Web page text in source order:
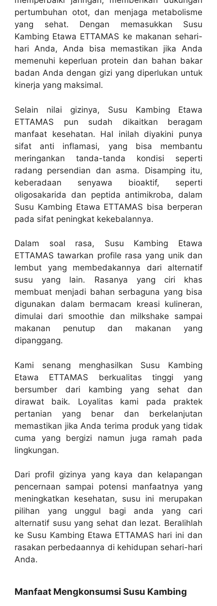
pertumbuhan otot, dan menjaga metabolisme
yang sehat. Dengan memasukkan Susu
Kambing Etawa ETTAMAS ke makanan sehari-
hari Anda, Anda bisa memastikan jika Anda
memenuhi keperluan protein dan bahan bakar
badan Anda dengan gizi yang diperlukan untuk
kinerja yang maksimal.
Selain nilai gizinya, Susu Kambing Etawa
ETTAMAS pun sudah dikaitkan beragam
manfaat kesehatan. Hal inilah diyakini punya
sifat anti inflamasi, yang bisa membantu
meringankan tanda-tanda kondisi seperti
radang persendian dan asma. Disamping itu,
keberadaan senyawa bioaktif, seperti
oligosakarida dan peptida antimikroba, dalam
Susu Kambing Etawa ETTAMAS bisa berperan
pada sifat peningkat kekebalannya.
Dalam soal rasa, Susu Kambing Etawa
ETTAMAS tawarkan profile rasa yang unik dan
lembut yang membedakannya dari alternatif
susu yang lain. Rasanya yang ciri khas
membuat menjadi bahan serbaguna yang bisa
digunakan dalam bermacam kreasi kulineran,
dimulai dari smoothie dan milkshake sampai
makanan penutup dan makanan yang
dipanggang.
Kami senang menghasilkan Susu Kambing
Etawa ETTAMAS berkualitas tinggi yang
bersumber dari kambing yang sehat dan
dirawat baik. Loyalitas kami pada praktek
pertanian yang benar dan berkelanjutan
memastikan jika Anda terima produk yang tidak
cuma yang bergizi namun juga ramah pada
lingkungan.
Dari profil gizinya yang kaya dan kelapangan
pencernaan sampai potensi manfaatnya yang
meningkatkan kesehatan, susu ini merupakan
pilihan yang unggul bagi anda yang cari
alternatif susu yang sehat dan lezat. Beralihlah
ke Susu Kambing Etawa ETTAMAS hari ini dan
rasakan perbedaannya di kehidupan sehari-hari
Anda.
Manfaat Mengkonsumsi Susu Kambing